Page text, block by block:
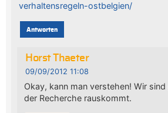
verhaltensregeln-ostbelgien/
Antworten
Horst Thaeter
09/09/2012 11:08
Okay, kann man verstehen! Wir
der Recherche rauskommt.